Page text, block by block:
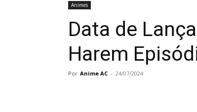
Animes
Data de
Harem
Por Anime AC - 24/07/2024